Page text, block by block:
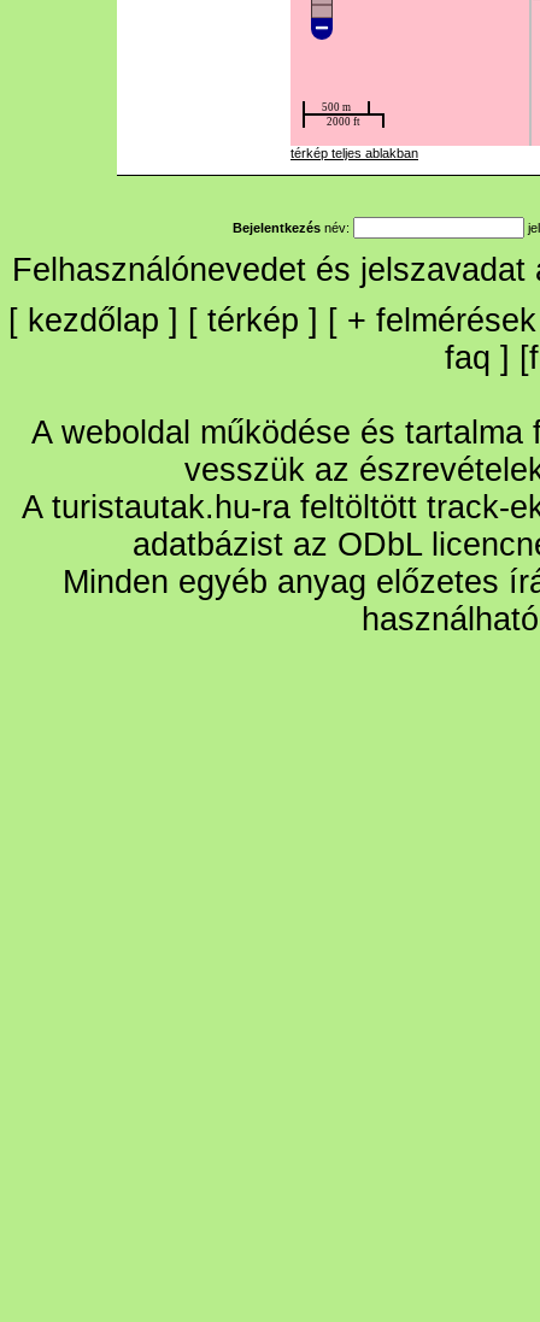
térkép teljes ablakban
Bejelentkezés név:
Felhasználónevedet és
[ kezdőlap ] [ térkép ] [ + felmérések
faq ] [
A weboldal működése és
vesszük az
A turistautak.hu-ra feltöltött track-
adatbázist az ODbL
Minden egyéb anyag előzetes